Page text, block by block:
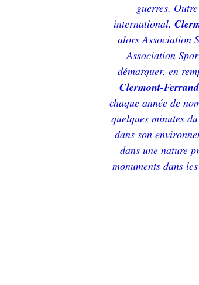
guerres.
international,
alors Association
Association
démarquer, en
Clermont-Ferrand
chaque année de
quelques minutes
dans son
dans une nature
monuments dans